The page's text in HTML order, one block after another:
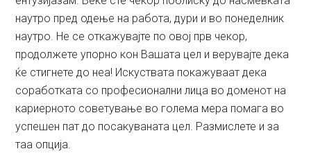
наутро пред одење на работа, дури и во понеделник
наутро. Не се откажувајте по овој прв чекор,
продолжете упорно кон Вашата цел и верувајте дека
ќе стигнете до неа! Искуствата покажуваат дека
соработката со професионални лица во доменот на
кариерното советување во голема мера помага во
успешен пат до посакуваната цел. Размислете и за
таа опција.